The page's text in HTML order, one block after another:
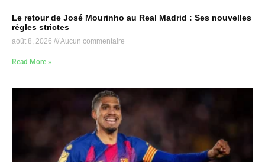
Le retour de José Mourinho au Real Madrid : Ses nouvelles
règles strictes
août 8, 2026 Aucun commentaire
Read More »